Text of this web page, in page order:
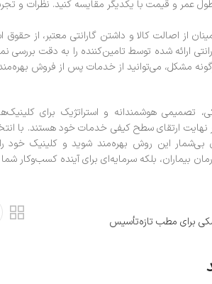
عمر و قیمت با یکدیگر مقایسه کنید. نظرات و
از اصالت کالا و داشتن گارانتی معتبر، از
ارائه شده توسط تامین‌کننده را به دقت بررسی
مشکل، می‌توانید از خدمات پس از فروش
تصمیمی هوشمندانه و استراتژیک برای
ارتقای سطح کیفی خدمات خود هستند. با
بی‌شمار این روش بهره‌مند شوید و کلینیک
درمان بیماران، بلکه سرمایه‌ای برای آینده
برای مطب تازه‌تأسیس